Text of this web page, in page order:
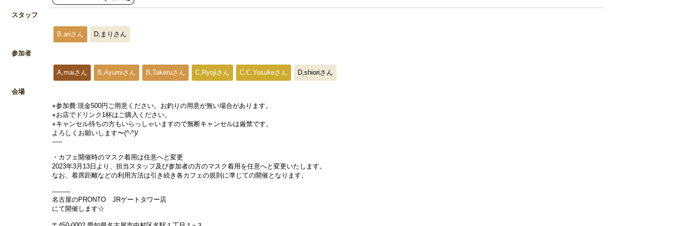
スタッフ
B,ariさん D,まりさん
参加者
A,maiさん B,Ayumiさん B,Takeruさん C,Ryojiさん C,C.Yosukeさん D,shioriさん
会場
⭐︎参加費:現金500円ご用意ください。お釣りの用意が無い場合があります。
⭐︎お店でドリンク1杯はご購入ください。
⭐︎キャンセル待ちの方もいらっしゃいますので無断キャンセルは厳禁です。
よろしくお願いします〜(^-^)/
-----
・カフェ開催時のマスク着用は任意へと変更
2023年3月13日より、担当スタッフ及び参加者の方のマスク着用を任意へと変更いたします。
なお、着席距離などの利用方法は引き続き各カフェの規則に準じての開催となります。
---------
名古屋のPRONTO JRゲートタワー店
にて開催します☆